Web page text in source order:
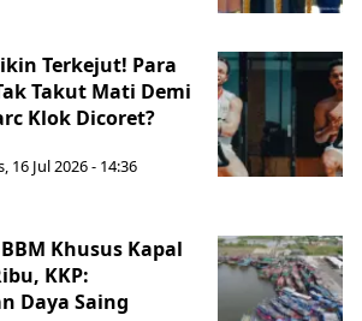
Terkejut! Para
Takut Mati Demi
Klok Dicoret?
16 Jul 2026 - 14:36
Khusus Kapal
KKP:
Daya Saing